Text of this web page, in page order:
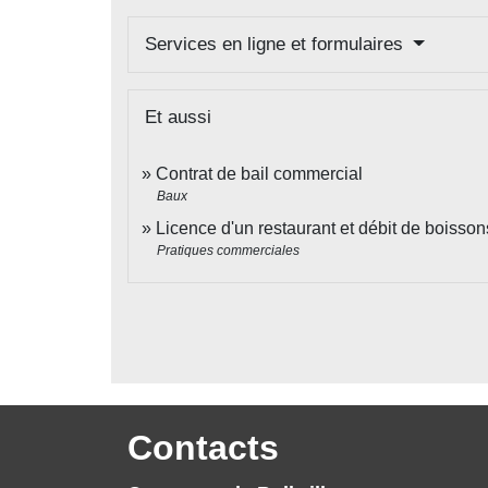
Services en ligne et formulaires
Et aussi
Contrat de bail commercial
Baux
Licence d'un restaurant et débit de
Pratiques commerciales
Contacts